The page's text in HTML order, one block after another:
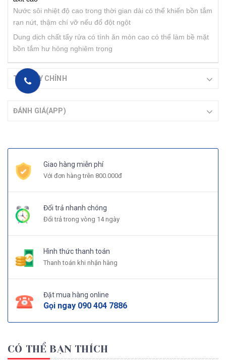
Nước sôi nhiệt độ cao trong thời gian dài có thể khiến bồn tắm
rạn nứt, thậm chí vỡ nếu đổ đột ngột
Dung dịch chất tẩy rửa có tính ăn mòn cao có thể làm bề mặt
bồn tắm hư hỏng nghiêm trọng
TAB TÙY CHỈNH
ĐÁNH GIÁ(APP)
Giao hàng miễn phí
Với đơn hàng trên 800.000đ
Đổi trả nhanh chóng
Đổi trả trong vòng 14 ngày
Hình thức thanh toán
Thanh toán khi nhận hàng
Đặt mua hàng online
Gọi ngay 090 404 7886
CÓ THỂ BẠN THÍCH